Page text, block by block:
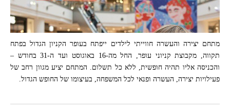
מתחם יצירה והעשרה חווייתי לילדים ייפתח בעופר הקניון הגדול בפתח
תקווה, מקבוצת קניוני עופר, החל מה-16 באוגוסט ועד ה-31 בחודש –
והכניסה אליו תהיה חופשית, ללא כל תשלום. המתחם יציע מגוון רחב של
פעילויות יצירה, העשרה ופנאי לכל המשפחה, בעיצומו של החופש הגדול.